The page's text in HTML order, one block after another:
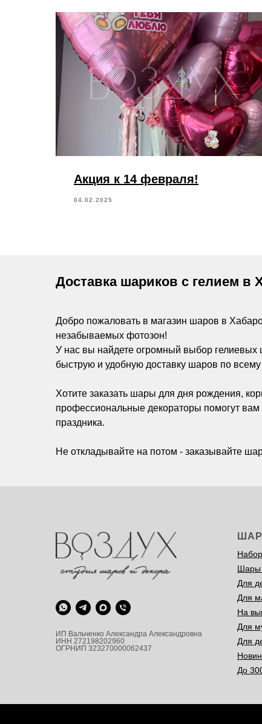
Акция к 14 февраля!
04.02.2025
Доставка шариков с гелием в
Добро пожаловать в магазин шаров в
незабываемых фотозон!
У нас вы найдете огромный выбор
быструю и удобную доставку шаров по
Хотите заказать шары для дня рождения,
профессиональные декораторы помогут
праздника.
Не откладывайте на потом - заказывайте
ИП Вальченко Александра Александровна
ИНН 272198202960
ОГРНИП 323270000062437
Шары
Для
Для
На
Для
Для
До